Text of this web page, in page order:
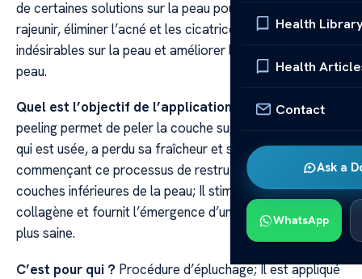
Health
Health
Contact
Ask a
WhatsApp
de certaines solutions sur la peau pour revitaliser,
rajeunir, éliminer l’acné et les cicatrices, les taches
indésirables sur la peau et améliorer l’apparence de la
peau.
Quel est l’objectif de l’application?
L’application du
peeling permet de peler la couche supérieure de la peau,
qui est usée, a perdu sa fraîcheur et sa luminosité, et en
commençant ce processus de restructuration dans les
couches inférieures de la peau; Il stimule la synthèse du
collagène et fournit l’émergence d’une peau plus jeune et
plus saine.
C’est pour qui ? Procédure d’épluchage; Il est appliqué